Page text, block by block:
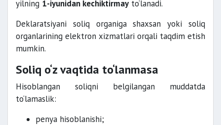
yilning 1-iyunidan kechiktirmay to‘lanadi.
Deklaratsiyani soliq organiga shaxsan yoki soliq
organlarining elektron xizmatlari orqali taqdim etish
mumkin.
Soliq o‘z vaqtida to‘lanmasa
Hisoblangan soliqni belgilangan muddatda
to‘lamaslik:
penya hisoblanishi;